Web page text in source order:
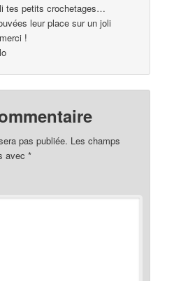
tes petits crochetages…
leur place sur un joli
!
pas publiée. Les champs
avec*